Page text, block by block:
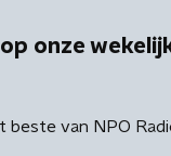
onze
beste van NPO